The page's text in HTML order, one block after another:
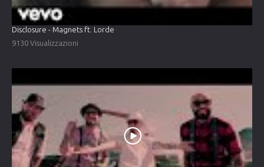
Disclosure - Magnets ft. Lorde
9130 Visualizzazioni